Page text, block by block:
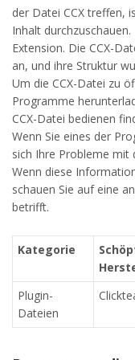
der Datei CCX treffen,
Inhalt
Extension. Die CCX-
an, und ihre Struktur
Um die CCX-Datei zu
Programme
CCX-Datei bedienen
Wenn Sie eines der
sich Ihre Probleme mit
Wenn diese
schauen Sie auf eine
betrifft.
Kategorie
Plugin-
Dateien